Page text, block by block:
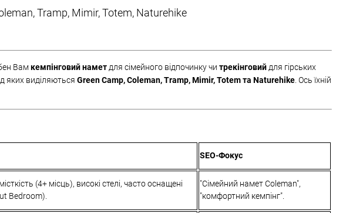
Tramp, Mimir, Totem, Naturehike
Вамкемпінговий наметдля сімейного відпочинку чи трекінговийдля гірських
яких виділяються Green Camp, Coleman, Tramp, Mimir, Totem та Naturehike. Ось їхній
SEO-Фокус
(4+ місць), високі стелі, часто оснащені
Bedroom).
"Сімейний намет Coleman",
"комфортний кемпінг".